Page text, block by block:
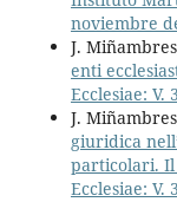
noviembre
J.
enti
Ecclesiae: V.
J.
giuridica
particolari. Il
Ecclesiae: V.